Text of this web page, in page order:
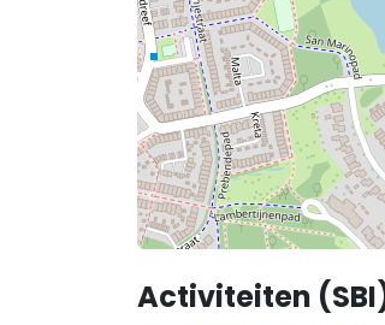
Activiteiten